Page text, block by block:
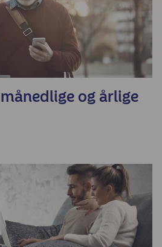
og årlige